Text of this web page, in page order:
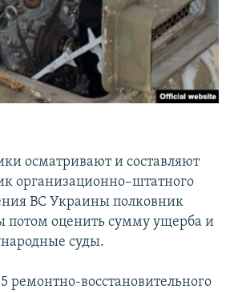
осматривают и составляют
организационно–штатного
ВС Украины полковник
потом оценить сумму ущерба и
суды.
ремонтно-восстановительного